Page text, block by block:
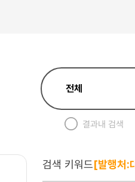
결과내 검색
검색 키워드[발행처: